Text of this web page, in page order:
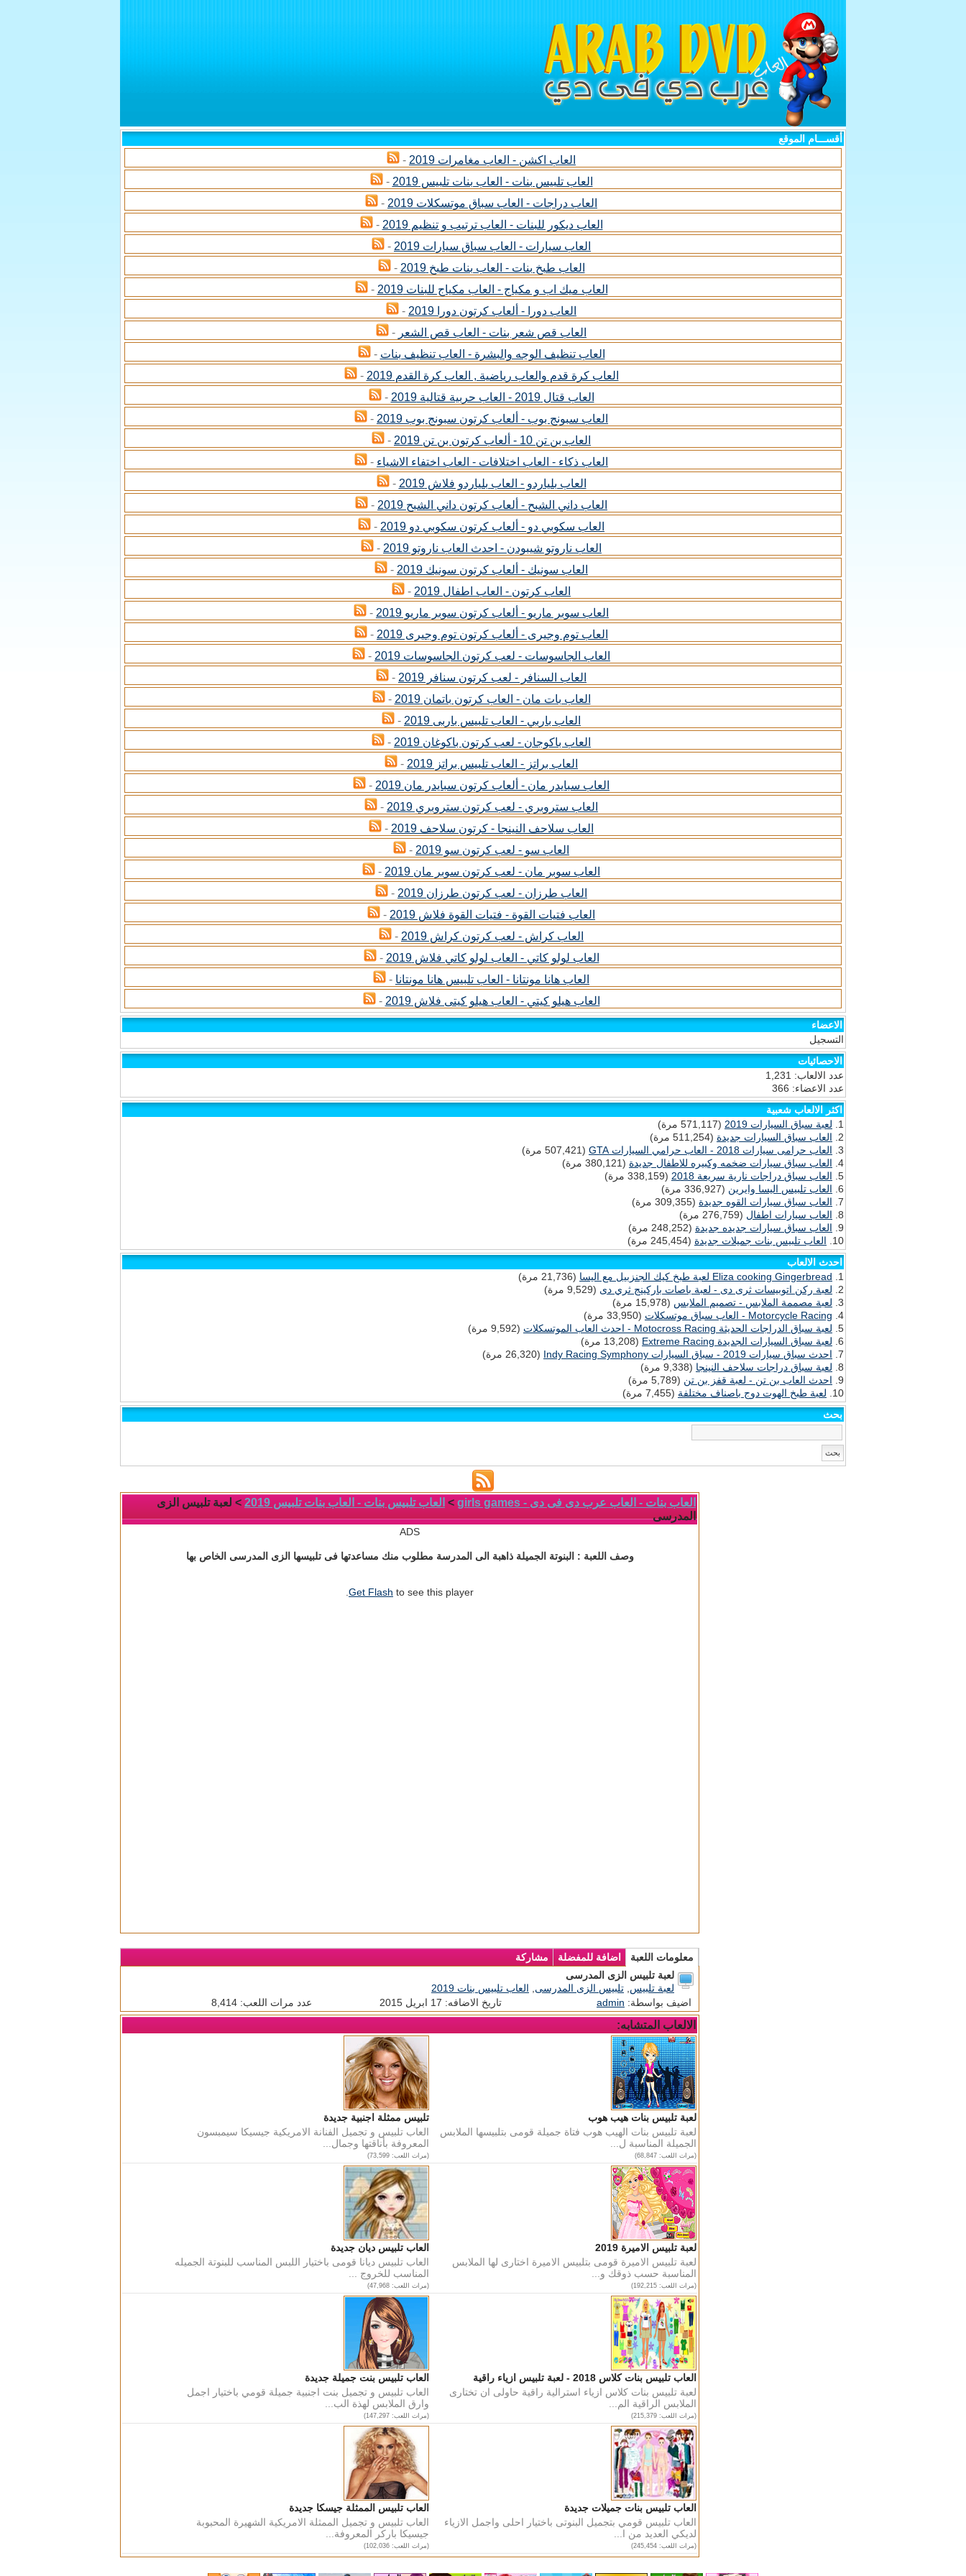
أقســـام الموقع
العاب اكشن - العاب مغامرات 2019
-
العاب تلبيس بنات - العاب بنات تلبيس 2019
-
العاب دراجات - العاب سباق موتسكلات 2019
-
العاب ديكور للبنات - العاب ترتيب و تنظيم 2019
-
العاب سيارات - العاب سباق سيارات 2019
-
العاب طبخ بنات - العاب بنات طبخ 2019
-
العاب ميك اب و مكياج - العاب مكياج للبنات 2019
-
العاب دورا - ألعاب كرتون دورا 2019
-
العاب قص شعر بنات - العاب قص الشعر -
العاب تنظيف الوجه والبشرة - العاب تنظيف بنات -
العاب كرة قدم والعاب رياضية , العاب كرة القدم 2019
-
العاب قتال 2019 - العاب حربية قتالية 2019
-
العاب سبونج بوب - ألعاب كرتون سبونج بوب 2019
-
العاب بن تن 10 - ألعاب كرتون بن تن 2019
-
العاب ذكاء - العاب اختلافات - العاب اختفاء الاشياء -
العاب بلياردو - العاب بلياردو فلاش 2019
-
العاب داني الشبح - ألعاب كرتون داني الشبح 2019
-
العاب سكوبي دو - ألعاب كرتون سكوبي دو 2019
-
العاب ناروتو شيبودن - احدث العاب ناروتو 2019
-
العاب سونيك - ألعاب كرتون سونيك 2019
-
العاب كرتون - العاب اطفال 2019
-
العاب سوبر ماريو - ألعاب كرتون سوبر ماريو 2019
-
العاب توم وجيرى - ألعاب كرتون توم وجيرى 2019
-
العاب الجاسوسات - لعب كرتون الجاسوسات 2019
-
العاب السنافر - لعب كرتون سنافر 2019
-
العاب بات مان - العاب كرتون باتمان 2019
-
العاب باربي - العاب تلبيس باربى 2019
-
العاب باكوجان - لعب كرتون باكوغان 2019
-
العاب براتز - العاب تلبيس براتز 2019
-
العاب سبايدر مان - ألعاب كرتون سبايدر مان 2019
-
العاب ستروبري - لعب كرتون ستروبري 2019
-
العاب سلاحف النينجا - كرتون سلاحف 2019
-
العاب سو - لعب كرتون سو 2019
-
العاب سوبر مان - لعب كرتون سوبر مان 2019
-
العاب طرزان - لعب كرتون طرزان 2019
-
العاب فتيات القوة - فتيات القوة فلاش 2019
-
العاب كراش - لعب كرتون كراش 2019
-
العاب لولو كاتي - العاب لولو كاتي فلاش 2019
-
العاب هانا مونتانا - العاب تلبيس هانا مونتانا -
العاب هيلو كيتي - العاب هيلو كيتى فلاش 2019
-
الاعضاء
التسجيل
الاحصائيات
عدد الالعاب: 1,231
عدد الاعضاء: 366
اكثر الالعاب شعبية
لعبة سباق السيارات 2019
(571,117 مرة)
العاب سباق السيارات جديدة (511,254 مرة)
العاب حرامى سيارات 2018 - العاب حرامي السيارات GTA
(507,421 مرة)
العاب سباق سيارات ضخمه وكبيره للاطفال جديدة (380,121 مرة)
العاب سباق دراجات نارية سريعة 2018
(338,159 مرة)
العاب تلبيس اليسا وايرين (336,927 مرة)
العاب سباق سيارات القوه جديدة (309,355 مرة)
العاب سيارات اطفال (276,759 مرة)
العاب سباق سيارات جديده جديدة (248,252 مرة)
العاب تلبيس بنات جميلات جديدة (245,454 مرة)
احدث الالعاب
Eliza cooking Gingerbread لعبة طبخ كيك الجنزبيل مع اليسا
(21,736 مرة)
لعبة ركن اتوبيسات ثرى دى - لعبة باصات باركينج ثري دى (9,529 مرة)
لعبة مصممة الملابس - تصميم الملابس (15,978 مرة)
Motorcycle Racing - العاب سباق موتسكلات
(33,950 مرة)
لعبة سباق الدراجات الحديثة Motocross Racing - احدث العاب الموتسكلات
(9,592 مرة)
لعبة سباق السيارات الجديدة Extreme Racing
(13,208 مرة)
احدث سباق سيارات 2019 - سباق السيارات Indy Racing Symphony
(26,320 مرة)
لعبة سباق دراجات سلاحف النينجا (9,338 مرة)
احدث العاب بن تن - لعبة قفز بن تن (5,789 مرة)
لعبة طبخ الهوت دوج باصناف مختلفة (7,455 مرة)
بحث
العاب بنات - العاب عرب دى فى دى - girls games > العاب تلبيس بنات - العاب بنات تلبيس 2019
> لعبة تلبيس الزى
المدرسى
ADS
وصف اللعبة : البنوتة الجميلة ذاهبة الى المدرسة مطلوب منك مساعدتها فى تلبيسها الزى المدرسى الخاص بها
Get Flash to see this player.
معلومات اللعبة اضافة للمفضلة
مشاركة
لعبة تلبيس الزى المدرسى
لعبة تلبيس تلبيس الزى المدرسى
العاب تلبيس بنات 2019
عدد مرات اللعب: 8,414
تاريخ الاضافه: 17 ابريل 2015 اضيف بواسطة: admin
الالعاب المتشابه:
لعبة تلبيس بنات هيب هوب
لعبة تلبيس بنات الهيب هوب فتاة جميلة قومى بتلبيسها الملابس
الجميلة المناسبة ل...
(مرات اللعب: 68,847)
تلبيس ممثلة اجنبية جديدة
العاب تلبيس و تجميل الفنانة الامريكية جيسيكا سيمبسون
المعروفة بأناقتها وجمال...
(مرات اللعب: 73,599)
لعبة تلبيس الاميرة 2019
لعبة تلبيس الاميرة قومى بتلبيس الاميرة اختارى لها الملابس
المناسبة حسب ذوقك و...
(مرات اللعب: 192,215)
العاب تلبيس ديان جديدة
العاب تلبيس ديانا قومى باختيار اللبس المناسب للبنوتة الجميله
المناسب للخروج ...
(مرات اللعب: 47,968)
العاب تلبيس بنات كلاس 2018 - لعبة تلبيس ازياء راقية
لعبة تلبيس بنات كلاس ازياء استرالية راقية حاولى ان تختارى
الملابس الراقية الم...
(مرات اللعب: 215,379)
العاب تلبيس بنت جميلة جديدة
العاب تلبيس و تجميل بنت اجنبية جميلة قومي باختيار اجمل
وارق الملابس لهذة الب...
(مرات اللعب: 147,297)
العاب تلبيس بنات جميلات جديدة
العاب تلبيس قومي بتجميل البنوتى باختيار احلى واجمل الازياء
لديكي العديد من ا...
(مرات اللعب: 245,454)
العاب تلبيس الممثلة جيسكا جديدة
العاب تلبيس و تجميل الممثلة الامريكية الشهيرة المحبوبة
جيسيكا باركر المعروفة...
(مرات اللعب: 102,036)